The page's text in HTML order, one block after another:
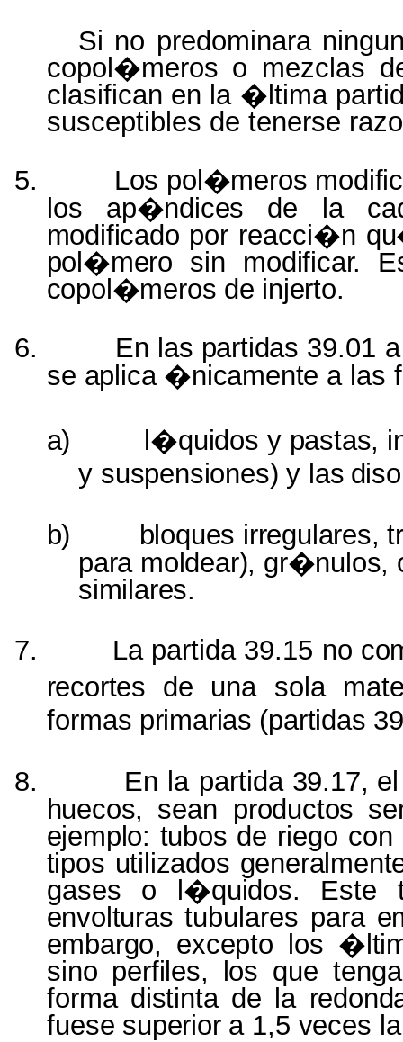
Si no predominara
copol�meros o mezclas
clasifican en la �ltima
susceptibles de tenerse
5.
Los pol�meros
los ap�ndices de la
modificado por reacci�n
pol�mero sin modificar.
copol�meros de injerto.
6.
En las partidas 39.01
se aplica �nicamente a las
a) l�quidos y pastas,
y suspensiones)y las
b)
bloques irregulares,
para moldear), gr�nulos,
similares.
7.
La partida 39.15 no
recortes de una sola
formas primarias (partidas
8.
En la partida 39.17,
huecos, sean productos
ejemplo: tubos de riego con
tipos utilizados
gases o l�quidos. Este
envolturastubulares para
embargo, excepto los
sino perfiles, los que
forma distinta de la
fuese superior a 1,5 veces la